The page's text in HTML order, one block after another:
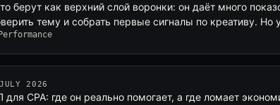
берут как верхний слой воронки: он даёт много
тему и собрать первые сигналы по креативу. Но
2026
для CPA: где он реально помогает, а где ломает